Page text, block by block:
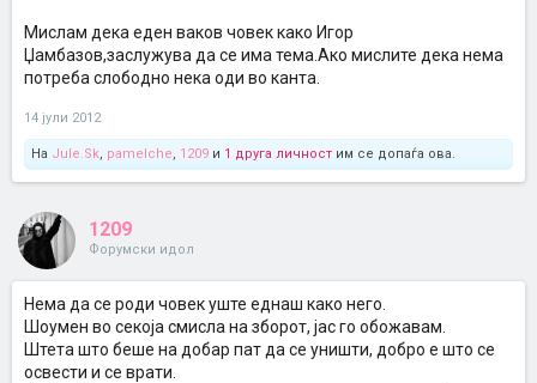
Мислам дека еден ваков човек како Игор
Џамбазов,заслужува да се има тема.Ако мислите дека нема
потреба слободно нека оди во канта.
14 јули 2012
На Jule.Sk, pamelche, 1209 и 1 друга личност им се допаѓа ова.
1209
Форумски идол
Нема да се роди човек уште еднаш како него.
Шоумен во секоја смисла на зборот, јас го обожавам.
Штета што беше на добар пат да се уништи, добро е што се
освести и се врати.